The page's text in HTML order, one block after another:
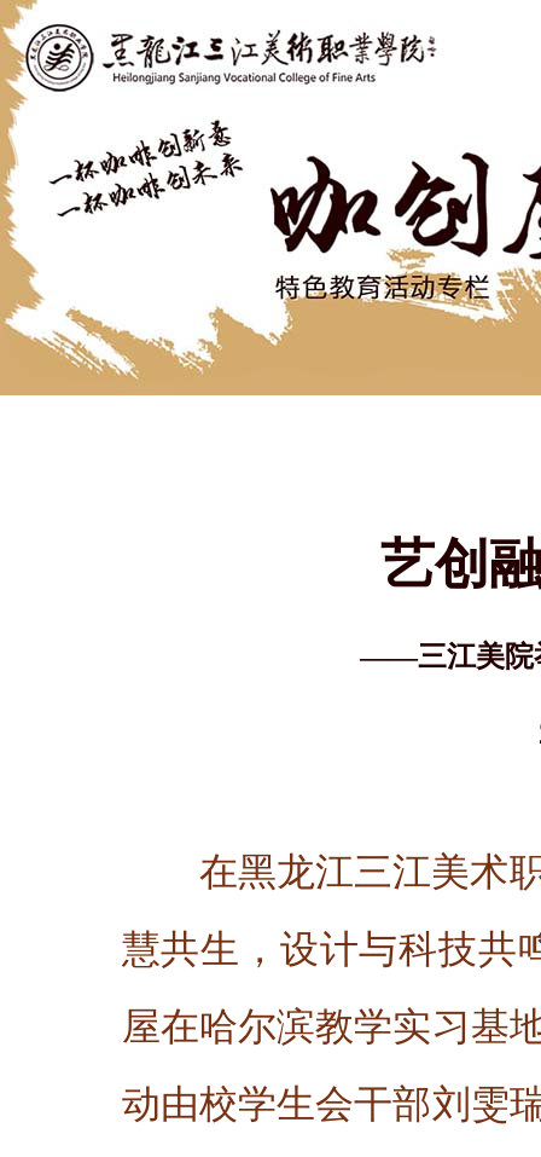
艺创
——三江美院
在黑龙江三江美术
慧共生，设计与科技共
屋在哈尔滨教学实习基
动由校学生会干部刘雯